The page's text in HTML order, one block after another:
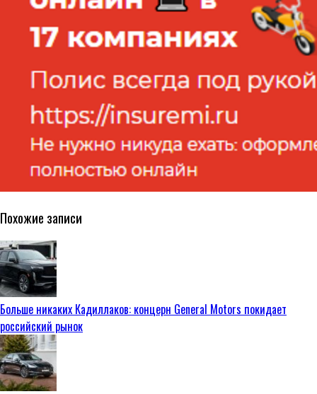
Похожие записи
Больше никаких Кадиллаков: концерн General Motors покидает
российский рынок